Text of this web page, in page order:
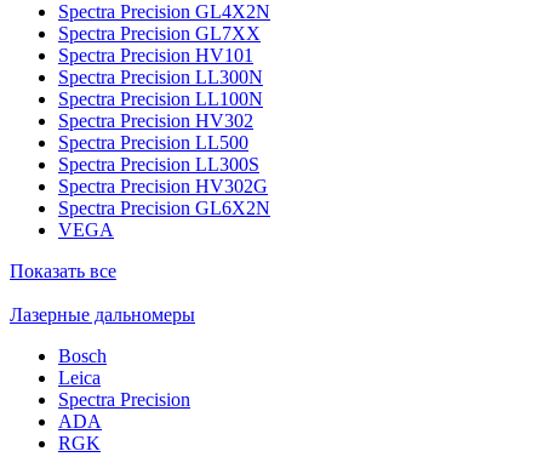
Spectra Precision GL4X2N
Spectra Precision GL7XX
Spectra Precision HV101
Spectra Precision LL300N
Spectra Precision LL100N
Spectra Precision HV302
Spectra Precision LL500
Spectra Precision LL300S
Spectra Precision HV302G
Spectra Precision GL6X2N
VEGA
Показать все
Лазерные дальномеры
Bosch
Leica
Spectra Precision
ADA
RGK